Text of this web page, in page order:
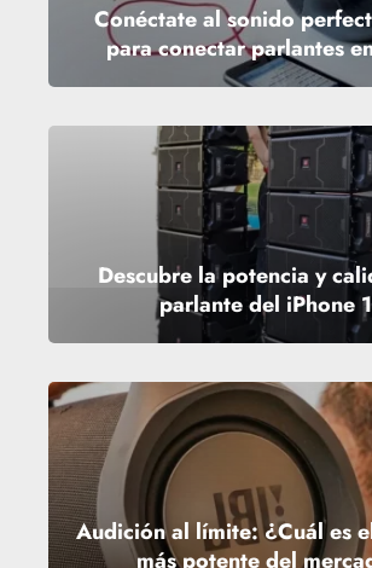
Conéctate al sonido
para conectar parlantes
Descubre la potencia y
parlante del iPhone
Audición al límite: ¿Cuál es
más potente del